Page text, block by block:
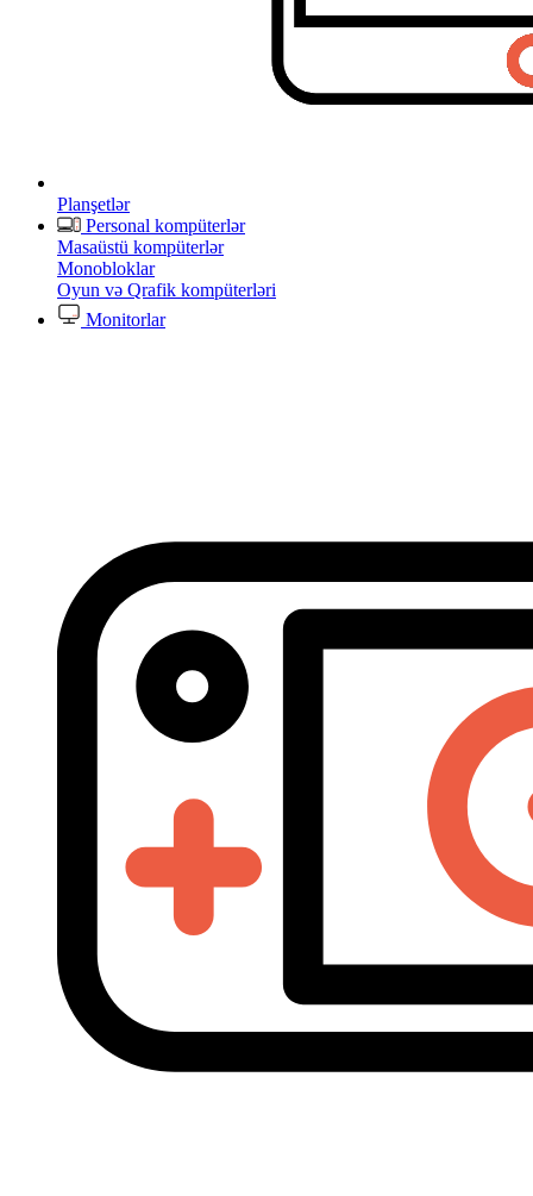
Planşetlər
Personal kompüterlər
Masaüstü kompüterlər
Monobloklar
Oyun və Qrafik kompüterləri
Monitorlar